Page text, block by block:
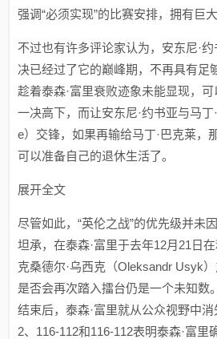
强调“必须实现”的比赛安排，拥有巨
不过也有许多评论家认为，安东尼·
决已经过了它的巅峰期，不再具有足
趁着泰森·富里衰败迹象未能显现，
一决高下，而让安东尼·约书亚与马
e）交锋，如果再输给马丁·巴克莱，
可以准备自己的退休生活了。
展开全文
尽管如此，“英伦之战”的优先级并未
坦承，在泰森·富里于去年12月21日
克桑德尔·乌西克（Oleksandr Usyk
是否会再次踏入擂台仍是一个未知数
结束后，泰森·富里就从公众视野中
2、116-112和116-112表明泰森·富里